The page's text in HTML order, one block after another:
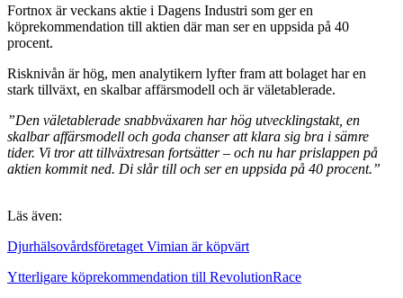
Fortnox är veckans aktie i Dagens Industri som ger en
köprekommendation till aktien där man ser en uppsida på 40
procent.
Risknivån är hög, men analytikern lyfter fram att bolaget har en
stark tillväxt, en skalbar affärsmodell och är väletablerade.
”Den väletablerade snabbväxaren har hög utvecklingstakt, en
skalbar affärsmodell och goda chanser att klara sig bra i sämre
tider. Vi tror att tillväxtresan fortsätter – och nu har prislappen på
aktien kommit ned. Di slår till och ser en uppsida på 40 procent.”
Läs även:
Djurhälsovårdsföretaget Vimian är köpvärt
Ytterligare köprekommendation till RevolutionRace